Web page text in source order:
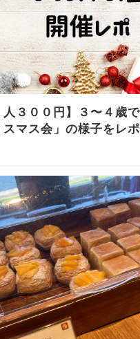
人３００円】３〜４歳
スマス会」の様子をレ